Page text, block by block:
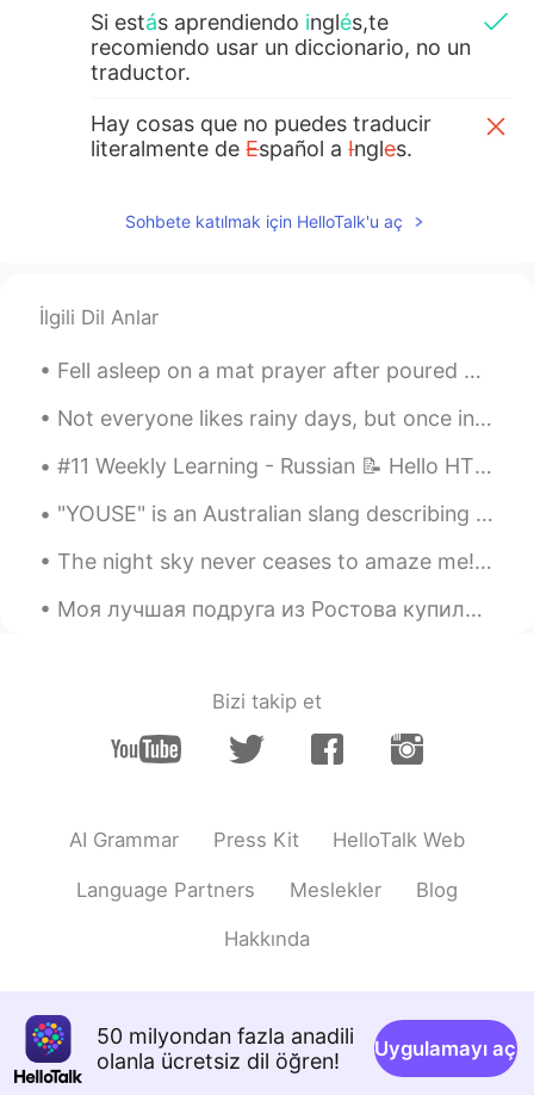
Si estás aprendiendo inglés,te
recomiendo usar un diccionario, no un
traductor.
Hay cosas que no puedes traducir
literalmente deEspañol aIngles.
literalmente de
e spañol a ingl s.
completa.
comprender palabras de manera más
maria 2021.02.18 01:46
Hola, tengo duda sobre cómo escribir una
oración en inglés, me podrías ayudar? 🙏
Jannette H 2021.02.18 01:44
EN
Sohbete katılmak için HelloTalk'u aç
İlgili Dil Anlar
Not everyone likes rainy days, but once in a while when the sun manages to peek through the cloud...
#11 Weekly Learning - Russian 📝 Hello HT friends 😄, Welcome to my weekly learning of 🇰🇷🇯🇵🇷🇺 ❓Q...
"YOUSE" is an Australian slang describing a group of people. The word has a similiar meaning to ...
The night sky never ceases to amaze me! I captured the comet and of course the beautiful Jupiter....
Моя лучшая подруга из Ростова купила мне эту прекрасную книгу на день рождения, и она мне очень н...
Bizi takip et
AI Grammar Press Kit HelloTalk Web
Language Partners Meslekler Blog
Hakkında
50 milyondan fazla anadili
olanla ücretsiz dil öğren!
Uygulamayı aç